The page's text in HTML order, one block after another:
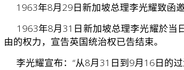
1963年8月29日新加坡总理李光耀致函
1963年8月31日新加坡总理李光耀於当
由的权力，宣告英国统治权已告结束。
李光耀宣布：“从8月31日到9月16日的